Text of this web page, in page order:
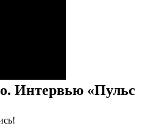
Интервью «Пульс